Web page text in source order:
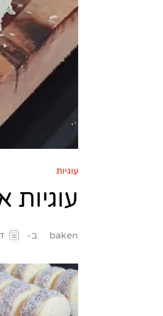
עוגיות
baken ב-